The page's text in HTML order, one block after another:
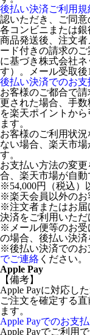
後払い決済ご利用規
認いただき、ご同意
各コンビニまたは銀
商品発送後、注文
ード付きの請求の
に基づき株式会社
す）。メール受取後
後払い決済でのお支
お客様のご都合で
更された場合、手
を楽天ポイントか
ます。
お客様のご利用状
ない場合、楽天市
す。
お支払い方法の変
合、楽天市場が自動
※54,000円（税込）
※楽天会員以外のお
※注文者またはお届
決済をご利用いただ
※メール便等のお受
の場合、後払い決済
※後払い決済でのお
でご連絡 ください。
Apple Pay
【備考】
Apple Payに対応し
ご注文を確定する
ます。
Apple Payでのお支
Apple Payでご利用